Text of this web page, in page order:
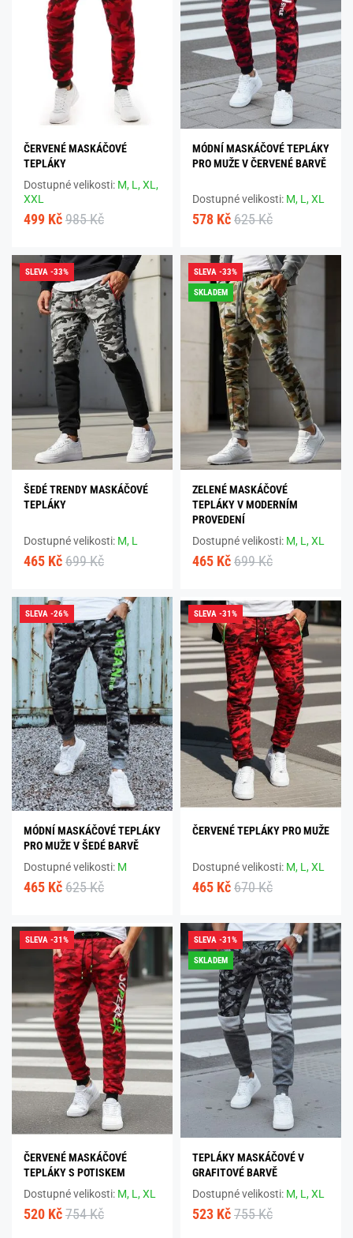
ČERVENÉ MASKÁČOVÉ
TEPLÁKY
Dostupné velikosti: M, L,XL,
XXL
499 Kč 985 Kč
MÓDNÍ MASKÁČOVÉ TEPLÁKY
PRO MUŽE V ČERVENÉ BARVĚ
Dostupné velikosti: M, L,XL
578 Kč 625 Kč
SLEVA -33%
ŠEDÉ TRENDY MASKÁČOVÉ
TEPLÁKY
Dostupné velikosti: M, L
465 Kč 699 Kč
SLEVA -33%
SKLADEM
ZELENÉ MASKÁČOVÉ
TEPLÁKY V MODERNÍM
PROVEDENÍ
Dostupné velikosti: M, L,XL
465 Kč 699 Kč
SLEVA -26%
MÓDNÍ MASKÁČOVÉ TEPLÁKY
PRO MUŽE V ŠEDÉ BARVĚ
Dostupné velikosti: M
465 Kč 625 Kč
SLEVA -31%
ČERVENÉ TEPLÁKY PRO MUŽE
Dostupné velikosti: M, L,XL
465 Kč 670 Kč
SLEVA -31%
ČERVENÉ MASKÁČOVÉ
TEPLÁKY S POTISKEM
Dostupné velikosti: M, L,XL
520 Kč 754 Kč
SLEVA -31%
SKLADEM
TEPLÁKY MASKÁČOVÉ V
GRAFITOVÉ BARVĚ
Dostupné velikosti: M, L,XL
523 Kč 755 Kč